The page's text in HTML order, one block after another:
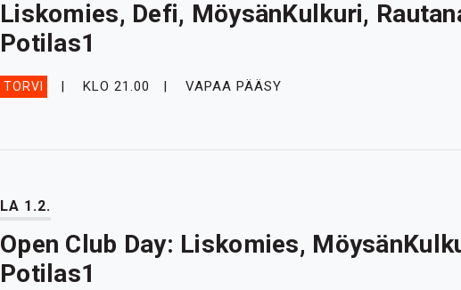
Liskomies, Defi, MöysänKulkuri,
Potilas1
TORVI KLO 21.00 VAPAA PÄÄSY
LA 1.2.
Open Club Day: Liskomies,
Potilas1